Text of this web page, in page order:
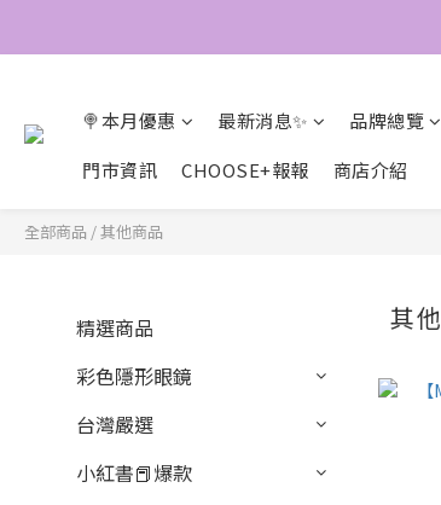
🍭本月優惠 最新消息✨ 品牌總覽
門市資訊
CHOOSE+報報 商店介紹
全部商品 /其他商品
精選商品
彩色隱形眼鏡
台灣嚴選
小紅書📕爆款
其